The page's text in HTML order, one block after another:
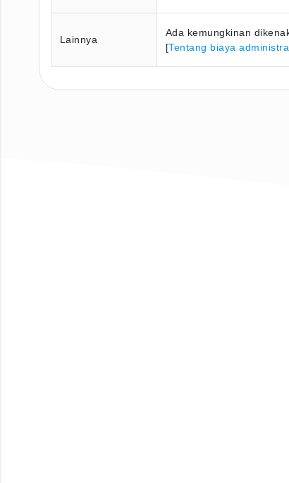
Lainnya
Ada kemungkinan
[Tentang biaya